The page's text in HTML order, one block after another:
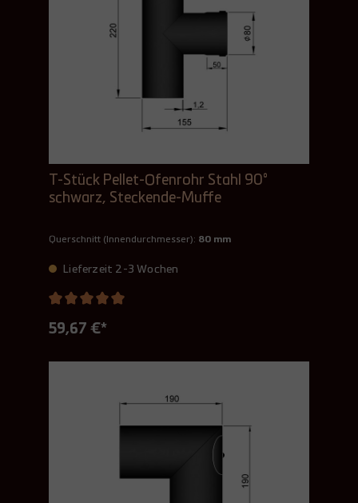
T-Stück Pellet-Ofenrohr Stahl 90°
schwarz, Steckende-Muffe
Querschnitt (Innendurchmesser): 80 mm
Lieferzeit 2-3 Wochen
59,67 €*